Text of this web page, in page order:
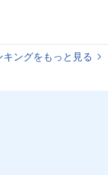
ングをもっと見る